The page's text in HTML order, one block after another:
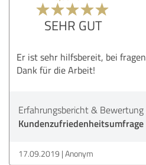
SEHR GUT
Er ist sehr hilfsbereit, bei
Dank für die Arbeit!
Erfahrungsbericht & Bewertung
Kundenzufriedenheitsumfrage
17.09.2019 Anonym